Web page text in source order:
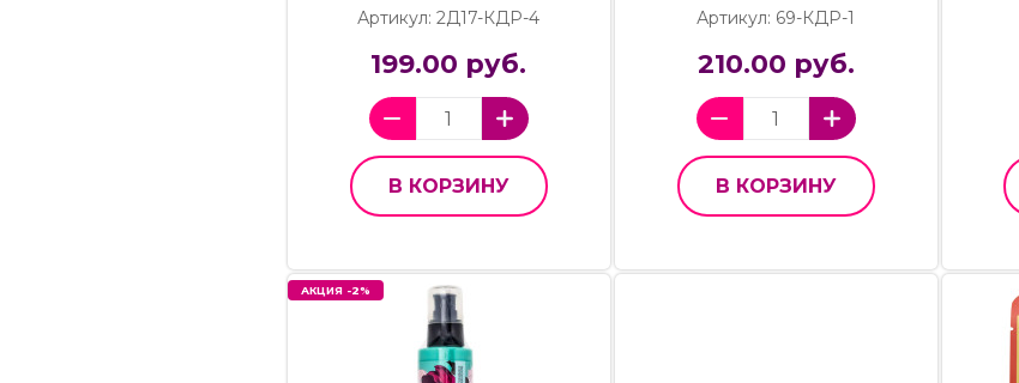
Артикул: 2Д17-КДР-4
199.00 руб.
В КОРЗИНУ
Артикул: 69-КДР-1
210.00 руб.
В КОРЗИНУ
АКЦИЯ -2%